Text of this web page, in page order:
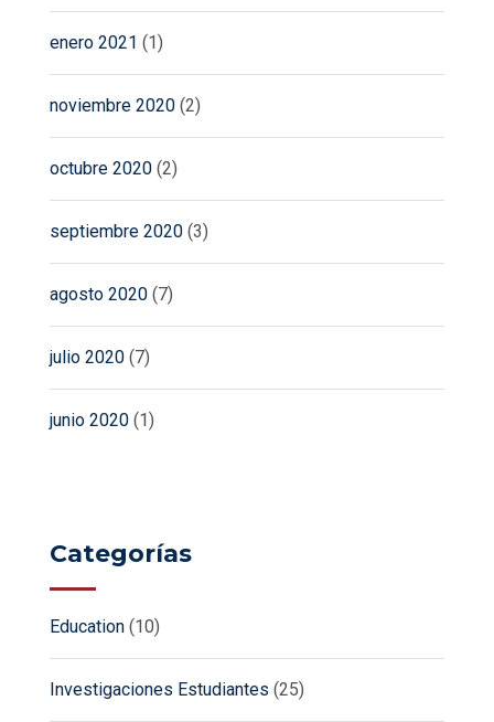
enero 2021 (1)
noviembre 2020 (2)
octubre 2020 (2)
septiembre 2020 (3)
agosto 2020 (7)
julio 2020 (7)
junio 2020 (1)
Categorías
Education (10)
Investigaciones Estudiantes (25)